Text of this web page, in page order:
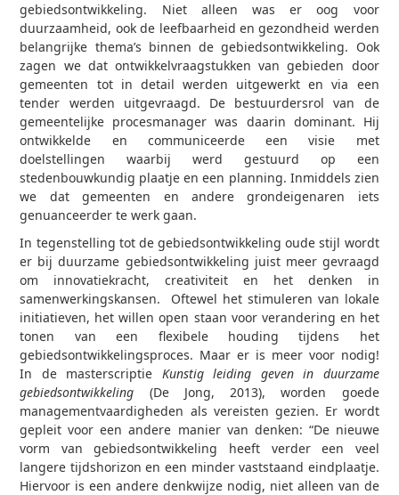
gebiedsontwikkeling. Niet alleen was er oog voor
duurzaamheid, ook de leefbaarheid en gezondheid werden
belangrijke thema’s binnen de gebiedsontwikkeling. Ook
zagen we dat ontwikkelvraagstukken van gebieden door
gemeenten tot in detail werden uitgewerkt en via een
tender werden uitgevraagd. De bestuurdersrol van de
gemeentelijke procesmanager was daarin dominant. Hij
ontwikkelde en communiceerde een visie met
doelstellingen waarbij werd gestuurd op een
stedenbouwkundig plaatje en een planning. Inmiddels zien
we dat gemeenten en andere grondeigenaren iets
genuanceerder te werk gaan.
In tegenstelling tot de gebiedsontwikkeling oude stijl wordt
er bij duurzame gebiedsontwikkeling juist meer gevraagd
om innovatiekracht, creativiteit en het denken in
samenwerkingskansen. Oftewel het stimuleren van lokale
initiatieven, het willen open staan voor verandering en het
tonen van een flexibele houding tijdens het
gebiedsontwikkelingsproces. Maar er is meer voor nodig!
In de masterscriptie Kunstig leiding geven in duurzame
gebiedsontwikkeling (De Jong, 2013), worden goede
managementvaardigheden als vereisten gezien. Er wordt
gepleit voor een andere manier van denken: “De nieuwe
vorm van gebiedsontwikkeling heeft verder een veel
langere tijdshorizon en een minder vaststaand eindplaatje.
Hiervoor is een andere denkwijze nodig, niet alleen van de